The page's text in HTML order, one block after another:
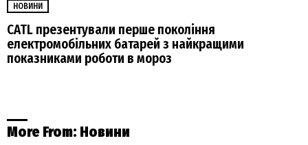
НОВИНИ
CATL презентували перше покоління
електромобільних батарей з найкращими
показниками роботи в мороз
More From: Новини